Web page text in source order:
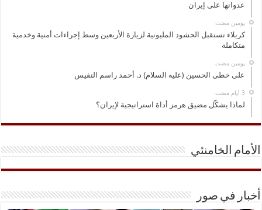
عدوانها على إيران
‏يومين مضت
كربلاء تستقبل الحشود المليونية لزيارة الأربعين وسط إجراءات أمنية وخدمية
متكاملة
‏يومين مضت
على خطى الحسين (عليه السلام) د. أحمد راسم النفيس
لماذا يشكّل مضيق هرمز أداة استراتيجية لإيران؟
الأمام الخامنئي
أخبار في صور